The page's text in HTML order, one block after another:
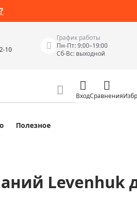
10
График работы
Пн-Пт: 9:00–19:00
Сб-Вс: выходной
Junior
Измерительные
Цифровые уровни и
Электроизмерительные
ВходСравнения
Полезное
Levenhuk